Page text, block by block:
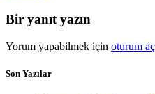
Bir yanıt yazın
Yorum yapabilmek için oturum
Son Yazılar